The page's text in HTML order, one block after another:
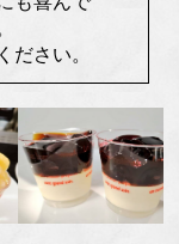
ださい。